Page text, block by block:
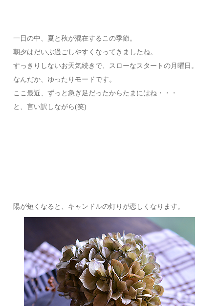
一日の中、夏と秋が混在するこの季節。
朝夕はだいぶ過ごしやすくなってきましたね。
すっきりしないお天気続きで、スローなスタートの月曜日。
なんだか、ゆったりモードです。
ここ最近、ずっと急ぎ足だったからたまにはね・・・
と、言い訳しながら(笑)
陽が短くなると、キャンドルの灯りが恋しくなります。